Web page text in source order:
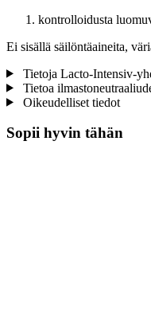
kontrolloidusta
Ei sisällä säilöntäaineita,
Tietoja Lacto-Intensiv-
Tietoa
Oikeudelliset tiedot
Sopii hyvin tähän